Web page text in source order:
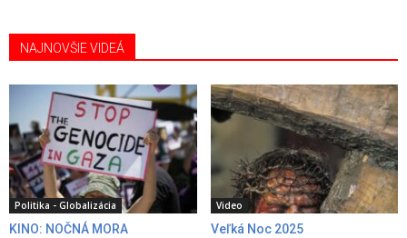
NAJNOVŠIE VIDEÁ
Politika - Globalizácia
KINO: NOČNÁ MORA
Video
Veľká Noc 2025